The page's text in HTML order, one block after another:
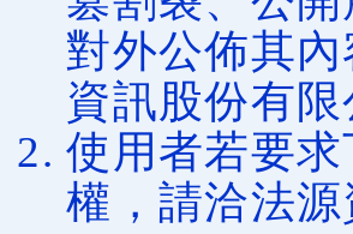
對外公佈其
資訊股份有
使用者若要
權，請洽法